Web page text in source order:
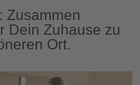
Zusammen
Dein Zuhause zu
Ort.